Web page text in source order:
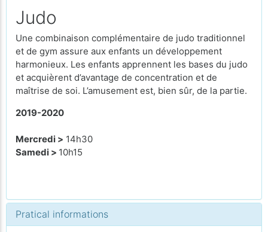
Judo
Une combinaison complémentaire de judo traditionnel
et de gym assure aux enfants un développement
harmonieux. Les enfants apprennent les bases du judo
et acquièrent d’avantage de concentration et de
maîtrise de soi. L’amusement est, bien sûr, de la partie.
2019-2020
Mercredi > 14h30
Samedi > 10h15
Pratical informations